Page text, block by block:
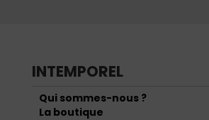
INTEMPOREL
Qui sommes-nous ?
La boutique